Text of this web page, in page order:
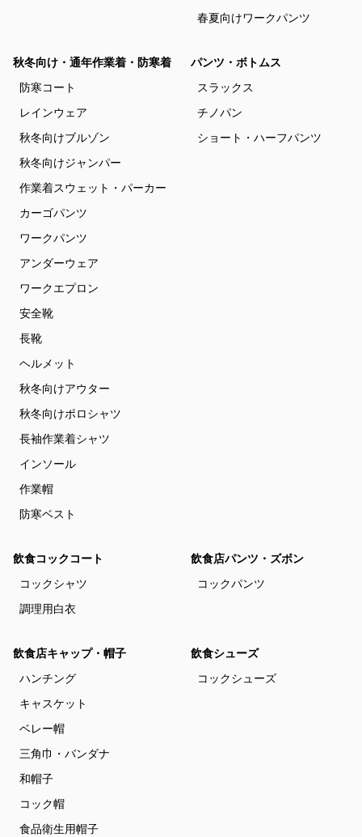
春夏向けワークパンツ
秋冬向け・通年作業着・防寒着
防寒コート
レインウェア
秋冬向けブルゾン
秋冬向けジャンパー
作業着スウェット・パーカー
カーゴパンツ
ワークパンツ
アンダーウェア
ワークエプロン
安全靴
長靴
ヘルメット
秋冬向けアウター
秋冬向けポロシャツ
長袖作業着シャツ
インソール
作業帽
防寒ベスト
パンツ・ボトムス
スラックス
チノパン
ショート・ハーフパンツ
飲食コックコート
コックシャツ
調理用白衣
飲食店パンツ・ズボン
コックパンツ
飲食店キャップ・帽子
ハンチング
キャスケット
ベレー帽
三角巾・バンダナ
和帽子
コック帽
食品衛生用帽子
飲食シューズ
コックシューズ